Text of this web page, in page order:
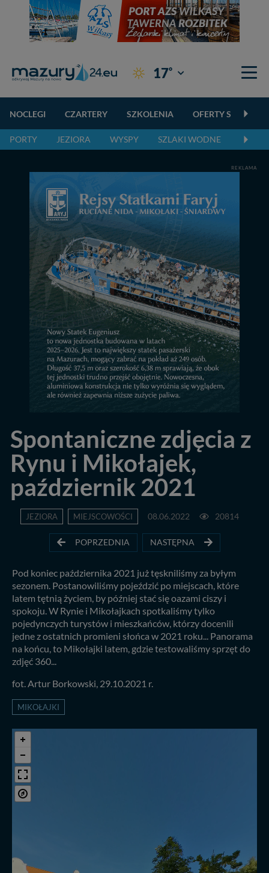
17° Giżycko
NOCLEGI CZARTERY SZKOLENIA OFERTY
PORTY JEZIORA WYSPY SZLAKI WODNE
REKLAMA
Spontaniczne zdjęcia z
Rynu i Mikołajek,
październik 2021
JEZIORA MIEJSCOWOŚCI 08.06.2022 20814
POPRZEDNIA NASTĘPNA
Pod koniec października 2021 już tęskniliśmy za byłym
sezonem. Postanowiliśmy pojeździć po miejscach, które
latem tętnią życiem, by później stać się oazami ciszy i
spokoju. W Rynie i Mikołajkach spotkaliśmy tylko
pojedynczych turystów i mieszkańców, którzy docenili
jedne z ostatnich promieni słońca w 2021 roku... Panorama
na końcu, to Mikołajki latem, gdzie testowaliśmy sprzęt do
zdjęć 360...
fot. Artur Borkowski, 29.10.2021 r.
MIKOŁAJKI